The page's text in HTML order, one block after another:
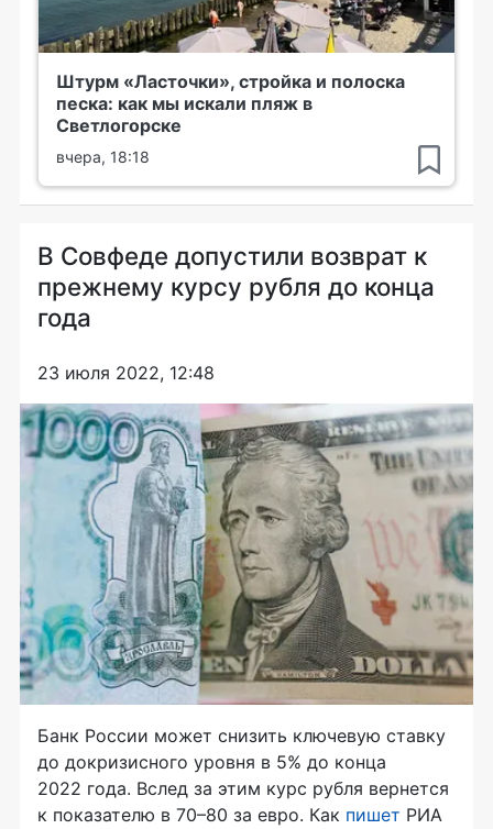
Штурм «Ласточки», стройка и полоска
песка: как мы искали пляж в
Светлогорске
вчера, 18:18
В Совфеде допустили возврат к
прежнему курсу рубля до конца
года
23 июля 2022, 12:48
Банк России может снизить ключевую ставку
до докризисного уровня в 5% до конца
2022 года. Вслед за этим курс рубля вернется
к показателю в 70–80 за евро. Как пишет РИА